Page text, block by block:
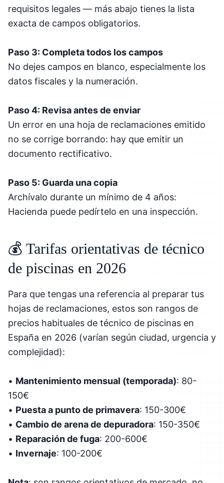
requisitos legales — más abajo tienes la lista
exacta de campos obligatorios.
Paso 3: Completa todos los campos
No dejes campos en blanco, especialmente los
datos fiscales y la numeración.
Paso 4: Revisa antes de enviar
Un error en una hoja de reclamaciones emitido
no se corrige borrando: hay que emitir un
documento rectificativo.
Paso 5: Guarda una copia
Archívalo durante un mínimo de 4 años:
Hacienda puede pedírtelo en una inspección.
💰 Tarifas orientativas de técnico
de piscinas en 2026
Para que tengas una referencia al preparar tus
hojas de reclamaciones, estos son rangos de
precios habituales de técnico de piscinas en
España en 2026 (varían según ciudad, urgencia y
complejidad):
• Mantenimiento mensual (temporada): 80-
150€
• Puesta a punto de primavera: 150-300€
• Cambio de arena de depuradora: 150-350€
• Reparación de fuga: 200-600€
• Invernaje: 100-200€